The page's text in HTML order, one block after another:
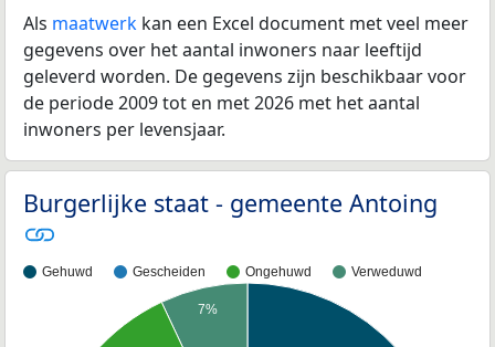
Als maatwerk kan een Excel document met veel meer
gegevens over het aantal inwoners naar leeftijd
geleverd worden. De gegevens zijn beschikbaar voor
de periode 2009 tot en met 2026 met het aantal
inwoners per levensjaar.
Burgerlijke staat - gemeente Antoing
Gehuwd Gescheiden Ongehuwd Verweduwd
7%